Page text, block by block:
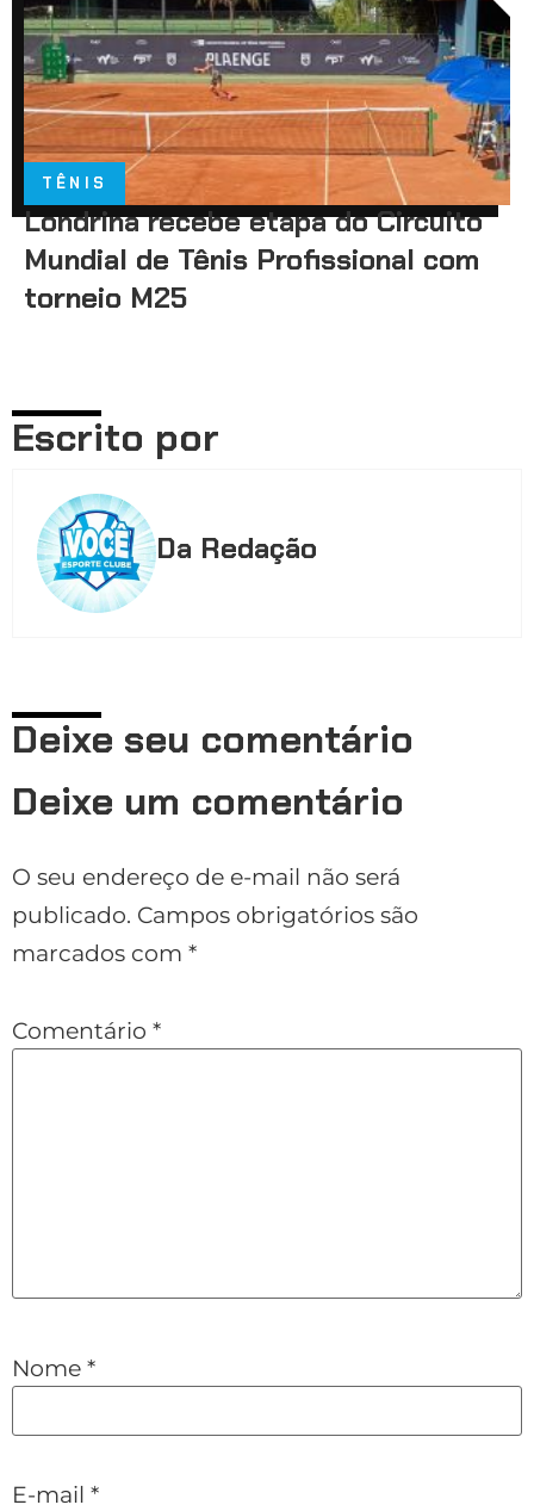
TÊNIS
Londrina recebe etapa do Circuito
Mundial de Tênis Profissional com
torneio M25
Escrito por
Da Redação
Deixe seu comentário
Deixe um comentário
O seu endereço de e-mail não será
publicado. Campos obrigatórios são
marcados com *
Comentário *
Nome *
E-mail *